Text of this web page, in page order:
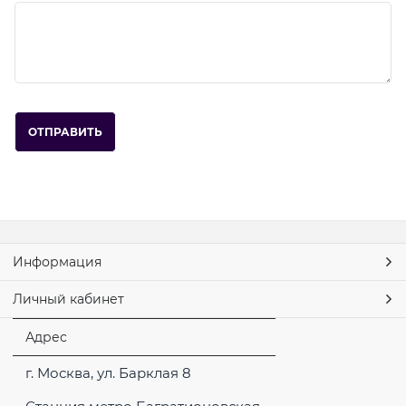
Информация
Личный кабинет
Адрес
г. Москва, ул. Барклая 8